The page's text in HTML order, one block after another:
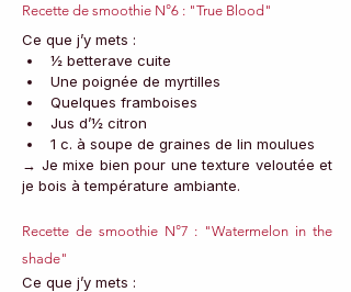
Recette de smoothie N°6 : "True Blood"
Ce que j’y mets :
½ betterave cuite
Une poignée de myrtilles
Quelques framboises
Jus d’½ citron
1 c. à soupe de graines de lin moulues
→ Je mixe bien pour une texture veloutée et
je bois à température ambiante.
Recette de smoothie N°7 : "Watermelon in the
shade"
Ce que j’y mets :